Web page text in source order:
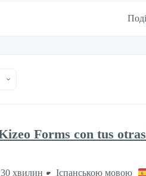
Forms con tus
хвилин Іспанською мовою